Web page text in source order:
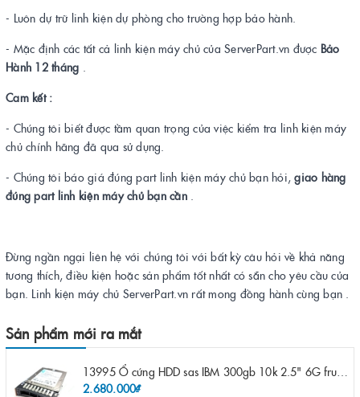
- Luôn dự trữ linh kiện dự phòng cho trường hợp bảo hành.
- Mặc định các tất cả linh kiện máy chủ của ServerPart.vn được Bảo
Hành 12 tháng .
Cam kết :
- Chúng tôi biết được tầm quan trọng của việc kiểm tra linh kiện máy
chủ chính hãng đã qua sử dụng.
- Chúng tôi báo giá đúng part linh kiện máy chủ bạn hỏi,giao hàng
đúng part linh kiện máy chủ bạn cần.
Đừng ngần ngại liên hệ với chúng tôi với bất kỳ câu hỏi về khả năng
tương thích, điều kiện hoặc sản phẩm tốt nhất có sẵn cho yêu cầu của
bạn. Linh kiện máy chủ ServerPart.vn rất mong đồng hành cùng bạn .
Sản phẩm mới ra mắt
13995 Ổ cứng HDD sas IBM 300gb 10k 2.5" 6G fru 44W2265 opt 44W2264 pn 44W2268 ST9300503SS
2.680.000₫